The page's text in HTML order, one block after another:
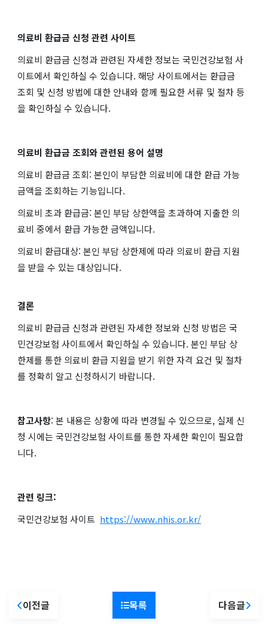
의료비 환급금 신청 관련 사이트
의료비 환급금 신청과 관련된 자세한 정보는 국민건강보험 사
이트에서 확인하실 수 있습니다. 해당 사이트에서는 환급금
조회 및 신청 방법에 대한 안내와 함께 필요한 서류 및 절차 등
을 확인하실 수 있습니다.
의료비 환급금 조회와 관련된 용어 설명
의료비 환급금 조회: 본인이 부담한 의료비에 대한 환급 가능
금액을 조회하는 기능입니다.
의료비 초과 환급금: 본인 부담 상한액을 초과하여 지출한 의
료비 중에서 환급 가능한 금액입니다.
의료비 환급대상: 본인 부담 상한제에 따라 의료비 환급 지원
을 받을 수 있는 대상입니다.
결론
의료비 환급금 신청과 관련된 자세한 정보와 신청 방법은 국
민건강보험 사이트에서 확인하실 수 있습니다. 본인 부담 상
한제를 통한 의료비 환급 지원을 받기 위한 자격 요건 및 절차
를 정확히 알고 신청하시기 바랍니다.
참고사항: 본 내용은 상황에 따라 변경될 수 있으므로, 실제 신
청 시에는 국민건강보험 사이트를 통한 자세한 확인이 필요합
니다.
관련 링크:
국민건강보험 사이트 https://www.nhis.or.kr/
이전글 목록 다음글